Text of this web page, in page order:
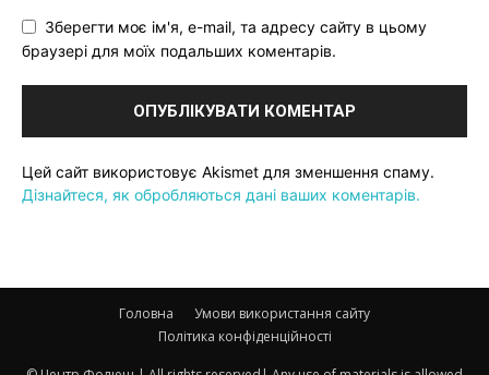
Зберегти моє ім'я, e-mail, та адресу сайту в цьому
браузері для моїх подальших коментарів.
Цей сайт використовує Akismet для зменшення спаму.
Дізнайтеся, як обробляються дані ваших коментарів.
Головна
Умови використання сайту
Політика конфіденційності